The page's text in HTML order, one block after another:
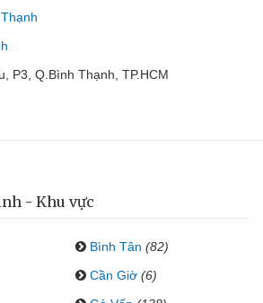
P3, Q.Bình Thạnh, TP.HCM
- Khu vực
Bình Tân (82)
Cần Giờ (6)